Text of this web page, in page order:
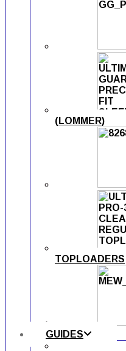
(LOMMER)
TOPLOADERS
GUIDES